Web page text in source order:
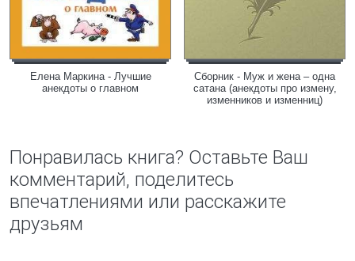
Елена Маркина - Лучшие
анекдоты о главном
Сборник - Муж и жена – одна
сатана (анекдоты про измену,
изменников и изменниц)
Понравилась книга? Оставьте Ваш
комментарий, поделитесь
впечатлениями или расскажите
друзьям